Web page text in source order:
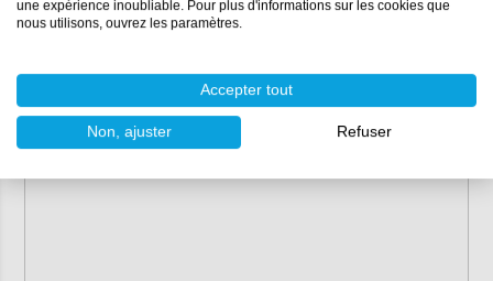
Marque :Mirka
par lot de 2
une expérience inoubliable. Pour plus d'informations sur les cookies que
nous utilisons, ouvrez les paramètres.
Accepter tout
Non, ajuster Refuser